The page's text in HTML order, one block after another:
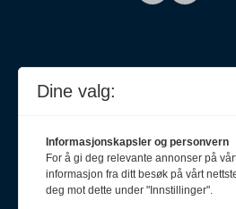
Dine valg:
Informasjonskapsler og personvern
For å gi deg relevante annonser på
informasjon fra ditt besøk på vårt
deg mot dette under "Innstillinger".